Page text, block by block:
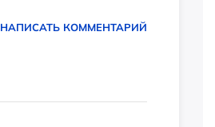
НАПИСАТЬ КОММЕНТАРИЙ